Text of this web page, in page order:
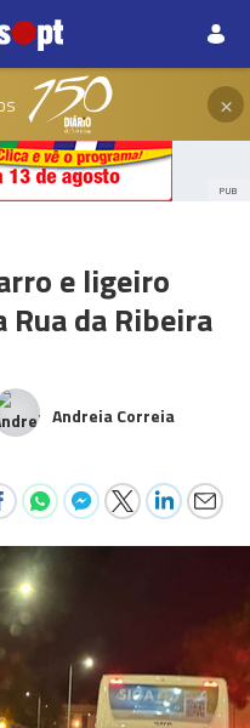
×
PUB
e ligeiro
da Ribeira
Andreia Correia